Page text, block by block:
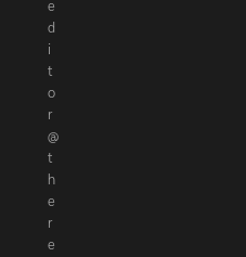
ร
ที่
e
d
i
t
o
r
@
t
h
e